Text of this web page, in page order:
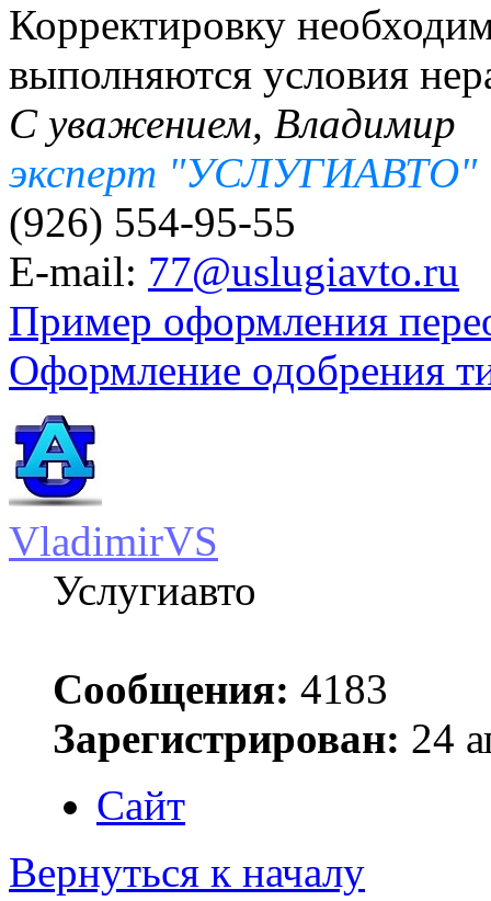
Корректировку
выполняются условия
С уважением, Владимир
эксперт "УСЛУГИАВТО"
(926) 554-95-55
E-mail: 77@uslugiavto.ru
Пример оформления
Оформление одобрения
VladimirVS
Услугиавто
Сообщения: 4183
Зарегистрирован: 24
Сайт
Вернуться к началу